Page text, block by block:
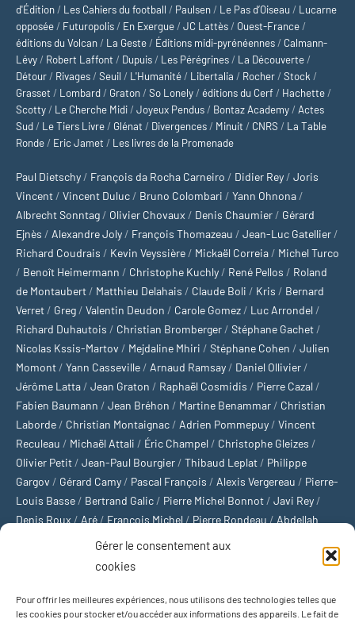
Gérer le consentement aux
cookies
Pour offrir les meilleures expériences, nous utilisons des technologies telles que
les cookies pour stocker et/ou accéder aux informations des appareils. Le fait de
d'Édition / Les Cahiers du football / Paulsen / Le Pas d’Oiseau / Lucarne
opposée / Futuropolis / En Exergue /JC Lattès / Ouest-France /
éditions du Volcan / La Geste / Éditions midi-pyrénéennes / Calmann-
Lévy / Robert Laffont / Dupuis / Les Pérégrines / La Découverte /
Détour / Rivages /Seuil / L'Humanité / Libertalia / Rocher /Stock /
Grasset / Lombard / Graton /So Lonely /éditions du Cerf / Hachette /
Scotty / Le Cherche Midi /Joyeux Pendus / Bontaz Academy / Actes
Sud / Le Tiers Livre / Glénat / Divergences / Minuit / CNRS / La Table
Ronde / Eric Jamet / Les livres de la Promenade
Paul Dietschy / François da Rocha Carneiro / Didier Rey / Joris
Vincent / Vincent Duluc / Bruno Colombari / Yann Ohnona /
Albrecht Sonntag / Olivier Chovaux / Denis Chaumier / Gérard
Ejnès / Alexandre Joly / François Thomazeau / Jean-Luc Gatellier /
Richard Coudrais / Kevin Veyssière / Mickaël Correia / Michel Turco
/ Benoît Heimermann / Christophe Kuchly / René Pellos / Roland
de Montaubert / Matthieu Delahais / Claude Boli / Kris / Bernard
Verret / Greg / Valentin Deudon / Carole Gomez / Luc Arrondel /
Richard Duhautois / Christian Bromberger / Stéphane Gachet /
Nicolas Kssis-Martov / Mejdaline Mhiri / Stéphane Cohen / Julien
Momont / Yann Casseville / Arnaud Ramsay / Daniel Ollivier /
Jérôme Latta / Jean Graton / Raphaël Cosmidis / Pierre Cazal /
Fabien Baumann / Jean Bréhon / Martine Benammar / Christian
Laborde / Christian Montaignac / Adrien Pommepuy / Vincent
Reculeau / Michaël Attali / Éric Champel / Christophe Gleizes /
Olivier Petit / Jean-Paul Bourgier / Thibaud Leplat / Philippe
Gargov / Gérard Camy / Pascal François / Alexis Vergereau / Pierre-
Louis Basse / Bertrand Galic / Pierre Michel Bonnot / Javi Rey /
Denis Roux / Aré / François Michel / Pierre Rondeau / Abdellah
Michaël Delépine
Football/ Cyclisme/Tous les sports/Jeux olympiques/Rugby/